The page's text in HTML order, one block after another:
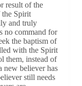
result of the
Spirit
and truly
no command for
the baptism of
with the Spirit
them, instead of
new believer has
still needs